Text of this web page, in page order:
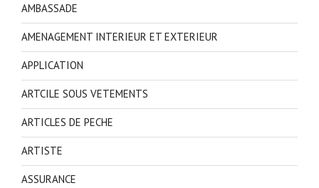
AMBASSADE
AMENAGEMENT INTERIEUR ET EXTERIEUR
APPLICATION
ARTCILE SOUS VETEMENTS
ARTICLES DE PECHE
ARTISTE
ASSURANCE